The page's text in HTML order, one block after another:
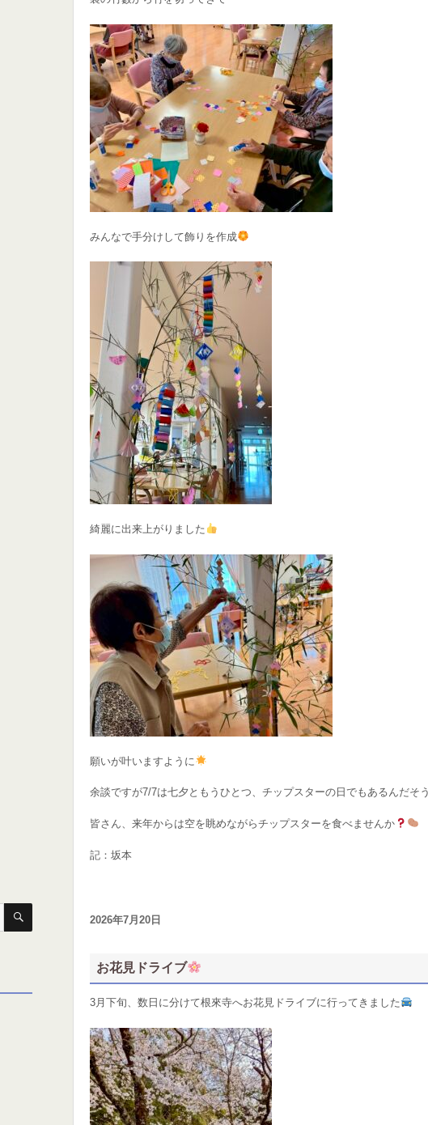
みんなで手分けして飾りを作成
綺麗に出来上がりました
願いが叶いますように
余談ですが7/7は七夕ともうひとつ、チップスターの日でもあるんだそ
皆さん、来年からは空を眺めながらチップスターを食べませんか
記：坂本
Posted
2026年7月20日
お花見ドライブ
3月下旬、数日に分けて根來寺へお花見ドライブに行ってきました
SEARCH